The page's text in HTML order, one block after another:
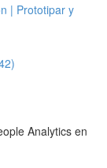
| Prototipar y
Analytics en